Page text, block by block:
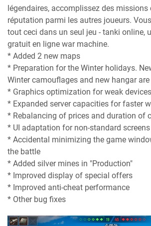
légendaires, accomplissez des missions
réputation parmi les autres joueurs.
tout ceci dans un seul jeu - tanki online,
gratuit en ligne war machine.
* Added 2 new maps
* Preparation for the Winter holidays.
Winter camouflages and new hangar
* Graphics optimization for weak devices
* Expanded server capacities for faster
* Rebalancing of prices and duration of
* UI adaptation for non-standard screens
* Accidental minimizing the game
the battle
* Added silver mines in "Production"
* Improved display of special offers
* Improved anti-cheat performance
* Other bug fixes